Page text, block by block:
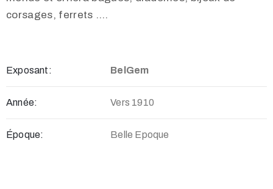
corsages, ferrets ….
Exposant: BelGem
Année: Vers 1910
Époque: Belle Epoque